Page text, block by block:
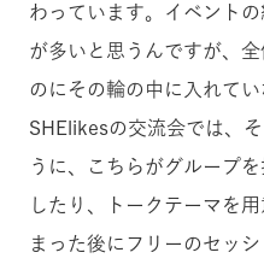
わっています。イベント
が多いと思うんですが、
のにその輪の中に入れてい
SHElikesの交流会では、
うに、こちらがグループ
したり、トークテーマを
まった後にフリーのセッ